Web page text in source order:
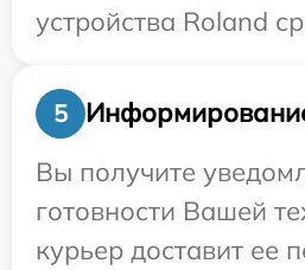
устройства Roland
5
Вы получите
готовности Вашей
курьер доставит ее